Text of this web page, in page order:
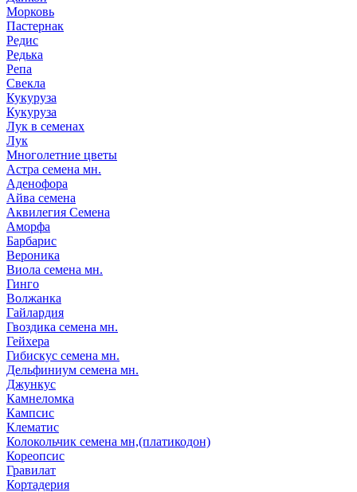
Морковь
Пастернак
Редис
Редька
Репа
Свекла
Кукуруза
Кукуруза
Лук в семенах
Лук
Многолетние цветы
Астра семена мн.
Аденофора
Айва семена
Аквилегия Семена
Аморфа
Барбарис
Вероника
Виола семена мн.
Гинго
Волжанка
Гайлардия
Гвоздика семена мн.
Гейхера
Гибискус семена мн.
Дельфиниум семена мн.
Джункус
Камнеломка
Кампсис
Клематис
Колокольчик семена мн,(платикодон)
Кореопсис
Гравилат
Кортадерия